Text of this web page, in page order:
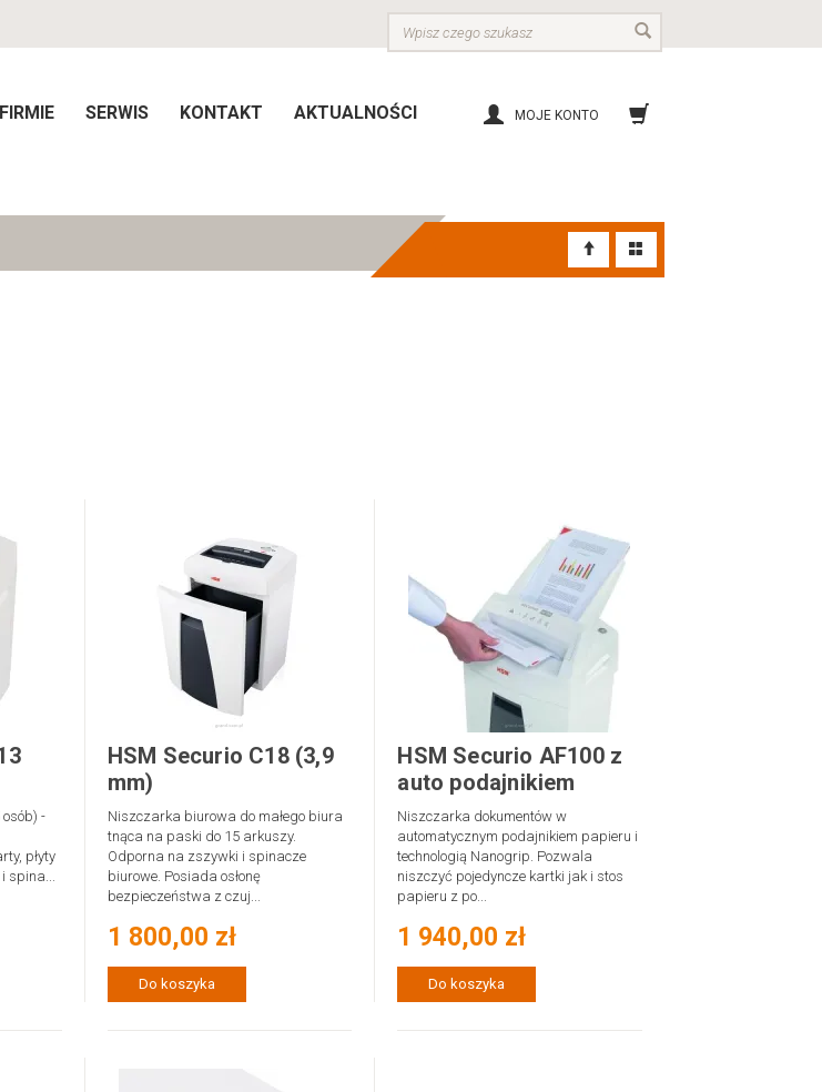
MOJE KONTO
SERWIS KONTAKT AKTUALNOŚCI
-
płyty
spina...
HSM Securio C18 (3,9
mm)
Niszczarka biurowa do małego biura
tnąca na paski do 15 arkuszy.
Odporna na zszywki i spinacze
biurowe. Posiada osłonę
bezpieczeństwa z czuj...
1 800,00 zł
Do koszyka
HSM Securio AF100 z
auto podajnikiem
Niszczarka dokumentów w
automatycznym podajnikiem papieru i
technologią Nanogrip. Pozwala
niszczyć pojedyncze kartki jak i stos
papieru z po...
1 940,00 zł
Do koszyka